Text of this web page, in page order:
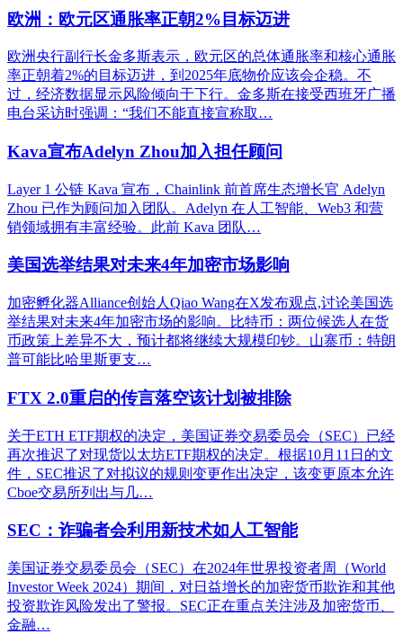
欧洲：欧元区通胀率正朝2%目标迈进
欧洲央行副行长金多斯表示，欧元区的总体通胀率和核心通胀
率正朝着2%的目标迈进，到2025年底物价应该会企稳。不
过，经济数据显示风险倾向于下行。金多斯在接受西班牙广播
电台采访时强调：“我们不能直接宣称取…
Kava宣布Adelyn Zhou加入担任顾问
Layer 1 公链 Kava 宣布，Chainlink 前首席生态增长官 Adelyn
Zhou 已作为顾问加入团队。Adelyn 在人工智能、Web3 和营
销领域拥有丰富经验。此前 Kava 团队…
美国选举结果对未来4年加密市场影响
加密孵化器Alliance创始人Qiao Wang在X发布观点,讨论美国选
举结果对未来4年加密市场的影响。比特币：两位候选人在货
币政策上差异不大，预计都将继续大规模印钞。山寨币：特朗
普可能比哈里斯更支…
FTX 2.0重启的传言落空该计划被排除
关于ETH ETF期权的决定，美国证券交易委员会（SEC）已经
再次推迟了对现货以太坊ETF期权的决定。根据10月11日的文
件，SEC推迟了对拟议的规则变更作出决定，该变更原本允许
Cboe交易所列出与几…
SEC：诈骗者会利用新技术如人工智能
美国证券交易委员会（SEC）在2024年世界投资者周（World
Investor Week 2024）期间，对日益增长的加密货币欺诈和其他
投资欺诈风险发出了警报。SEC正在重点关注涉及加密货币、
金融…